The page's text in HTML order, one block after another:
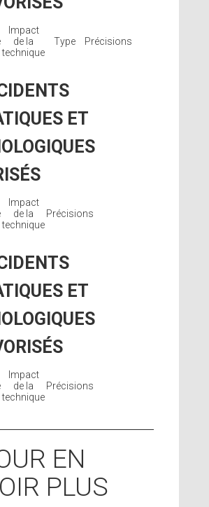
Impact
de la
technique
Type Précisions
ET
Impact
de la
technique
Précisions
ET
Impact
de la
technique
Précisions
EN
PLUS